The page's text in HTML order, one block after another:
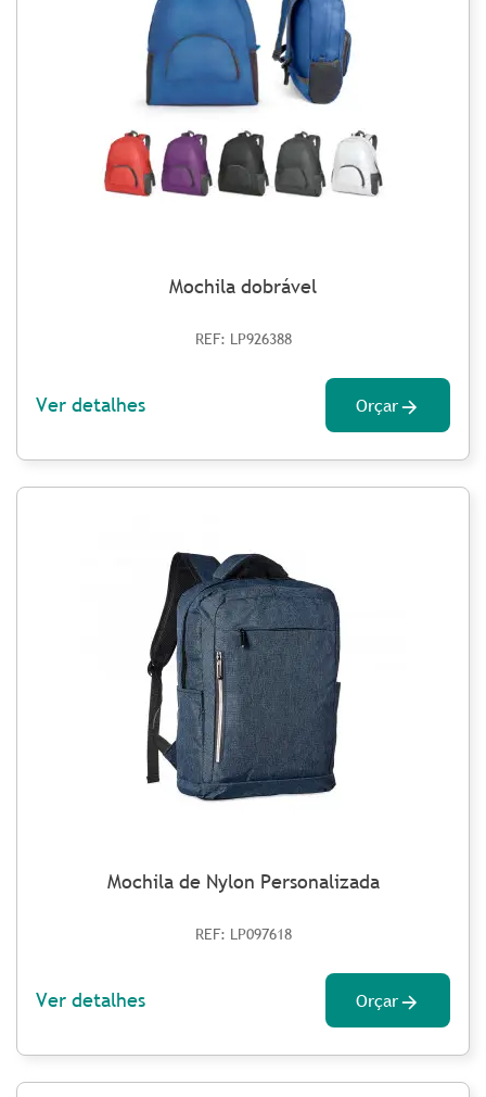
Mochila dobrável
REF: LP926388
Ver detalhes Orçar
Mochila de Nylon Personalizada
REF: LP097618
Ver detalhes Orçar